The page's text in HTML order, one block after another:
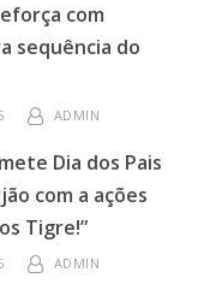
com
sequência do
ADMIN
Dia dos Pais
com a ações
Tigre!”
ADMIN